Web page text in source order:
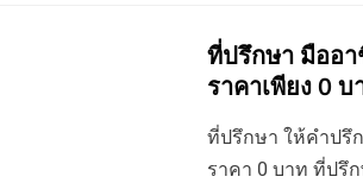
ที่ปรึกษา มืออ
ราคาเพียง 0 บ
ที่ปรึกษา ให้คำปรึ
ราคา 0 บาท ที่ปรึ